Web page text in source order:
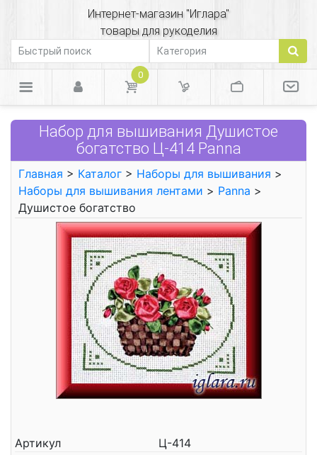
Интернет-магазин "Иглара"
товары для рукоделия
0
Набор для вышивания Душистое
богатство Ц-414 Panna
Главная > Каталог > Наборы для вышивания >
Наборы для вышивания лентами > Panna >
Душистое богатство
Артикул
Ц-414